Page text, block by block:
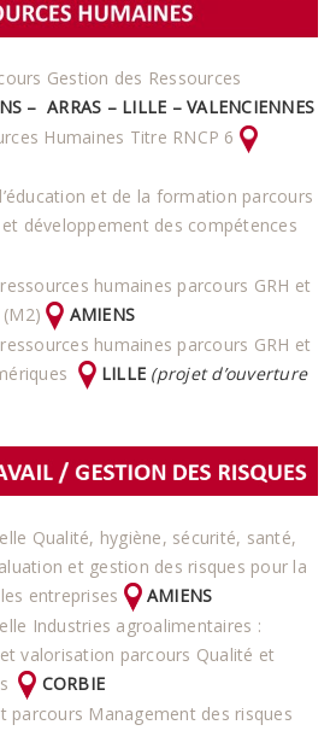
Gestion des Ressources
– ARRAS – LILLE – VALENCIENNES
Humaines Titre RNCP 6
et de la formation parcours
développement des compétences
humaines parcours GRH et
AMIENS
humaines parcours GRH et
LILLE (projet d’ouverture
Qualité, hygiène, sécurité, santé,
et gestion des risques pour la
entreprises
AMIENS
Industries agroalimentaires :
valorisation parcours Qualité et
CORBIE
parcours Management des risques